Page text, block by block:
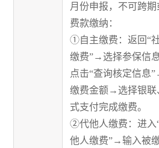
月份申报，不可跨期
费款缴纳：
①自主缴费：返回“
缴费”→选择参保信
点击“查询核定信息
缴费金额→选择银联
式支付完成缴费。
②代他人缴费：进入
他人缴费”→输入被